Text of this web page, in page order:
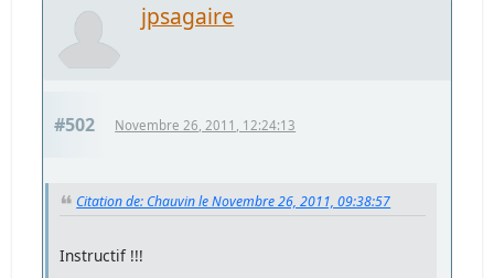
jpsagaire
#502 Novembre 26, 2011, 12:24:13
Citation de: Chauvin le Novembre 26, 2011, 09:38:57
Instructif !!!